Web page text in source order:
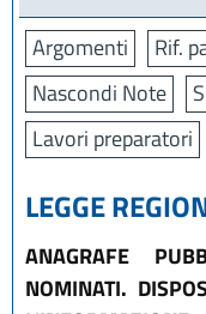
Argomenti Rif.
Nascondi Note
Lavori preparatori
LEGGE
ANAGRAFE
NOMINATI.